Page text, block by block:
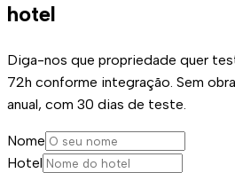
hotel
Diga-nos que propriedade quer
72h conforme integração. Sem
anual, com 30 dias de teste.
Nome
Hotel